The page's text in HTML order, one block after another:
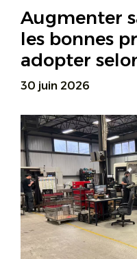
Augmenter
les bonnes
adopter
30 juin 2026